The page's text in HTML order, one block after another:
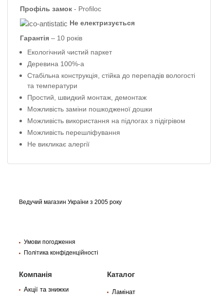
Профіль замок - Profiloc
Не електризується
Гарантія – 10 років
Екологічний чистий паркет
Деревина 100%-а
Стабільна конструкція, стійка до перепадів вологості
та температури
Простий, швидкий монтаж, демонтаж
Можливість заміни пошкодженої дошки
Можливість використання на підлогах з підігрівом
Можливість перешліфування
Не викликає алергії
Ведучий магазин України з 2005 року
Умови погодження
Політика конфіденційності
Компанія
Акції та знижки
Каталог
Ламінат